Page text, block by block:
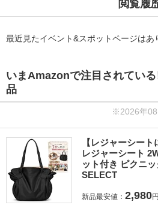
閲覧履
最近見たイベント&スポットページはあ
いまAmazonで注目されてい
品
※2026年08
【レジャーシー
レジャーシート
ット付き ピクニ
SELECT
新品最安値： 2,980円